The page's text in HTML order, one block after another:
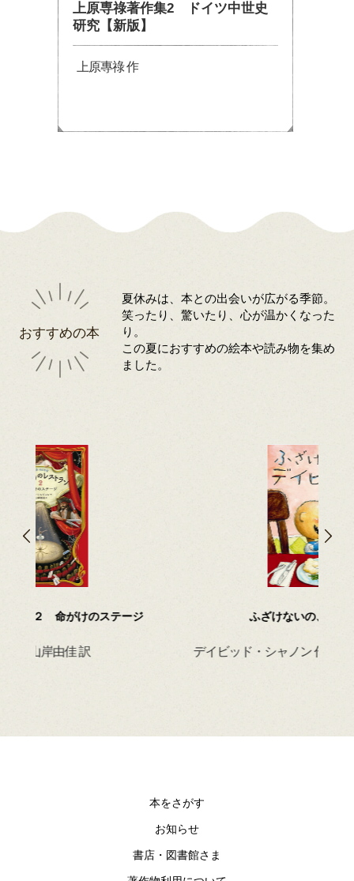
上原専祿著作集2 ドイツ中世史
研究【新版】
上原專祿 作
おすすめの本
夏休みは、本との出会いが広がる季節。
笑ったり、驚いたり、心が温かくなった
り。
この夏におすすめの絵本や読み物を集め
ました。
ふざけないの、デイビッド！
デイビッド・シャノン 作 / 小川仁央 訳
本をさがす
お知らせ
書店・図書館さま